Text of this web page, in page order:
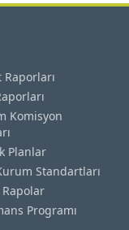
Raporları
Komisyon
Planlar
Standartları
Rapolar
Programı